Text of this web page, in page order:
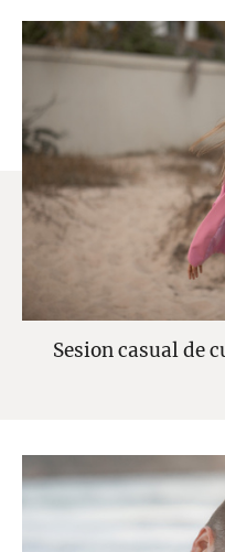
Sesion casual de